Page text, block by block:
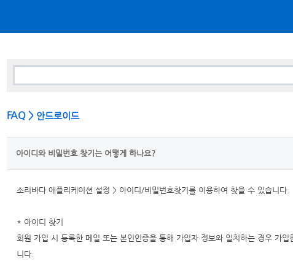
FAQ > 안드로이드
아이디와 비밀번호 찾기는 어떻게 하나요?
소리바다 애플리케이션 설정 > 아이디/비밀번호찾기를 이용하여 찾을 수 있습니다.
* 아이디 찾기
회원 가입 시 등록한 메일 또는 본인인증을 통해 가입자 정보와 일치하는 경우 가입
니다.